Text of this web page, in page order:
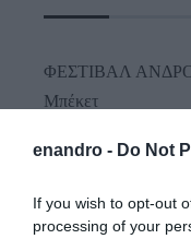
enandro - Do Not
If you wish to opt-out
processing of your
ΦΕΣΤΙΒΑΛ
Μπέκετ
Η νεολαία της
ΡΑΦΗΝΑ –